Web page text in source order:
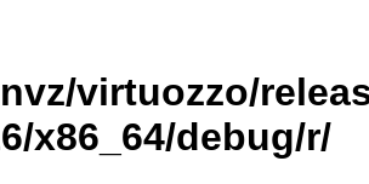
virtuozzo/
x86_64/debug/r/